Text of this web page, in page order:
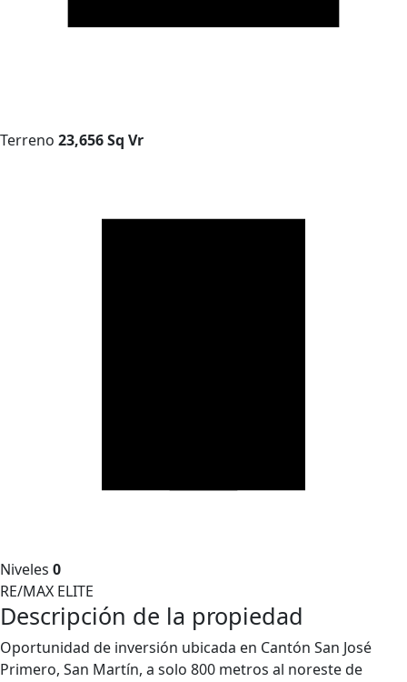
Terreno 23,656 Sq Vr
Niveles 0
RE/MAX ELITE
Descripción de la propiedad
Oportunidad de inversión ubicada en Cantón San José
Primero, San Martín, a solo 800 metros al noreste de